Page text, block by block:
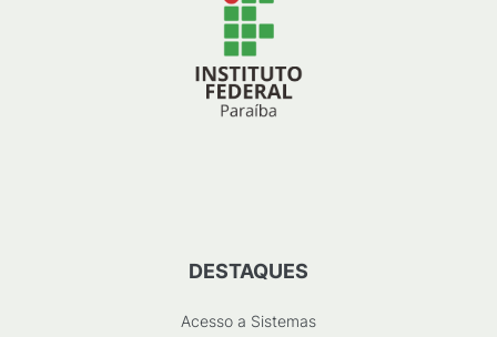
DESTAQUES
Acesso a Sistemas